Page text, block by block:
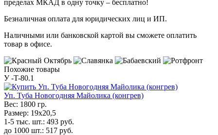
пределах МКАД в одну точку – бесплатно!
Безналичная оплата для юридических лиц и ИП.
Наличными или банковской картой вы сможете оплатить
товар в офисе.
Похожие товары
У -T-80.1
Уп. Туба Новогодняя Майолика (конгрев)
Вес: 1800 гр.
Размер: 19x20,5
1-5 тыс. шт.: 493 руб.
до 1000 шт.: 517 руб.